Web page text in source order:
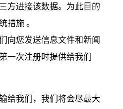
方进接该数据。为此目的
措施 。
向您发送信息文件和新闻
一次注册时提供给我们
给我们，我们将会尽最大